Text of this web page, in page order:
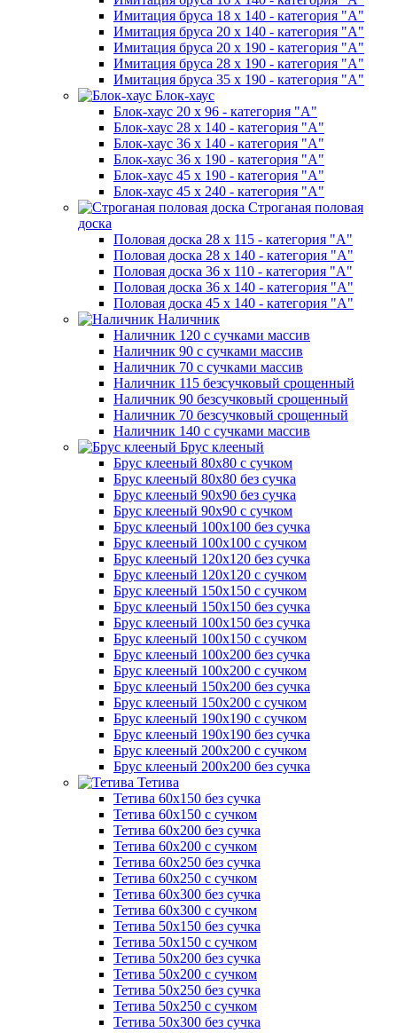
Имитация бруса 18 х 140 - категория "А"
Имитация бруса 20 х 140 - категория "А"
Имитация бруса 20 х 190 - категория "А"
Имитация бруса 28 х 190 - категория "А"
Имитация бруса 35 х 190 - категория "А"
Блок-хаус
Блок-хаус 20 х 96 - категория "А"
Блок-хаус 28 х 140 - категория "А"
Блок-хаус 36 х 140 - категория "А"
Блок-хаус 36 х 190 - категория "А"
Блок-хаус 45 х 190 - категория "А"
Блок-хаус 45 х 240 - категория "А"
Строганая половая
доска
Половая доска 28 х 115 - категория "А"
Половая доска 28 х 140 - категория "А"
Половая доска 36 х 110 - категория "А"
Половая доска 36 х 140 - категория "А"
Половая доска 45 х 140 - категория "А"
Наличник
Наличник 120 с сучками массив
Наличник 90 с сучками массив
Наличник 70 с сучками массив
Наличник 115 безсучковый срощенный
Наличник 90 безсучковый срощенный
Наличник 70 безсучковый срощенный
Наличник 140 с сучками массив
Брус клееный
Брус клееный 80х80 с сучком
Брус клееный 80х80 без сучка
Брус клееный 90х90 без сучка
Брус клееный 90х90 с сучком
Брус клееный 100х100 без сучка
Брус клееный 100х100 с сучком
Брус клееный 120х120 без сучка
Брус клееный 120х120 с сучком
Брус клееный 150х150 с сучком
Брус клееный 150х150 без сучка
Брус клееный 100х150 без сучка
Брус клееный 100х150 с сучком
Брус клееный 100х200 без сучка
Брус клееный 100х200 с сучком
Брус клееный 150х200 без сучка
Брус клееный 150х200 с сучком
Брус клееный 190х190 с сучком
Брус клееный 190х190 без сучка
Брус клееный 200х200 с сучком
Брус клееный 200х200 без сучка
Тетива
Тетива 60х150 без сучка
Тетива 60х150 с сучком
Тетива 60х200 без сучка
Тетива 60х200 с сучком
Тетива 60х250 без сучка
Тетива 60х250 с сучком
Тетива 60х300 без сучка
Тетива 60х300 с сучком
Тетива 50х150 без сучка
Тетива 50х150 с сучком
Тетива 50х200 без сучка
Тетива 50х200 с сучком
Тетива 50х250 без сучка
Тетива 50х250 с сучком
Тетива 50х300 без сучка